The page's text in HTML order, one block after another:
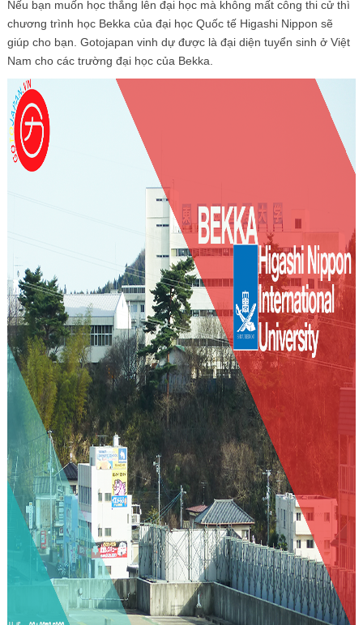
Nếu bạn muốn học thẳng lên đại học mà không mất công thi cử thì
chương trình học Bekka của đại học Quốc tế Higashi Nippon sẽ
giúp cho bạn. Gotojapan vinh dự được là đại diện tuyển sinh ở Việt
Nam cho các trường đại học của Bekka.